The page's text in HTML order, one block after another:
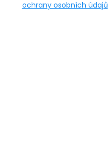
ochrany osobních údajů